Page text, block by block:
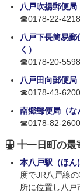
八戸吹揚郵便局
☎0178-22-
八戸下長簡易郵
く）
☎0178-20-
八戸田向郵便局
☎0178-43-
南郷郵便局（な
☎0178-82-2600
十一日町の最
本八戸駅（ほん
度でJR八戸線
所に位置し八戸